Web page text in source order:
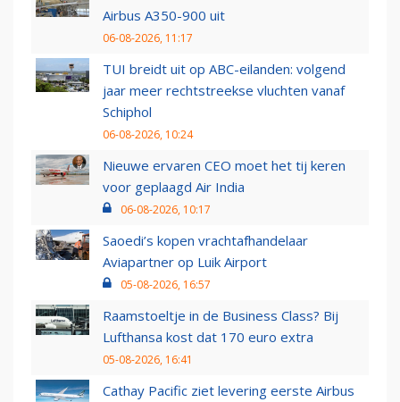
Airbus A350-900 uit
06-08-2026, 11:17
TUI breidt uit op ABC-eilanden: volgend
jaar meer rechtstreekse vluchten vanaf
Schiphol
06-08-2026, 10:24
Nieuwe ervaren CEO moet het tij keren
voor geplaagd Air India
06-08-2026, 10:17
Saoedi’s kopen vrachtafhandelaar
Aviapartner op Luik Airport
05-08-2026, 16:57
Raamstoeltje in de Business Class? Bij
Lufthansa kost dat 170 euro extra
05-08-2026, 16:41
Cathay Pacific ziet levering eerste Airbus